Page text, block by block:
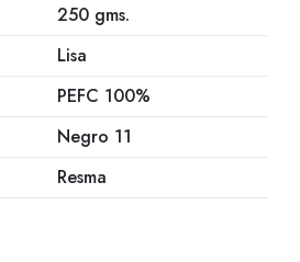
250 gms.
Lisa
PEFC 100%
Negro 11
Resma